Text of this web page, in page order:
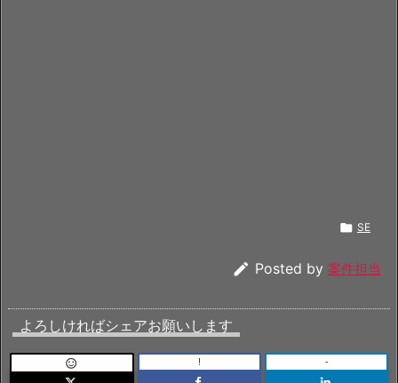
 SE
 Posted by 案件担当
よろしければシェアお願いします
 ! -